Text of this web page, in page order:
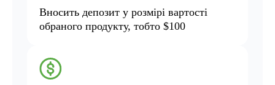
Вносить депозит у розмірі вартості
обраного продукту, тобто $100